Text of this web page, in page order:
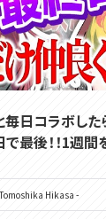
毎日コラボし
最後！！1週間
Hikasa -